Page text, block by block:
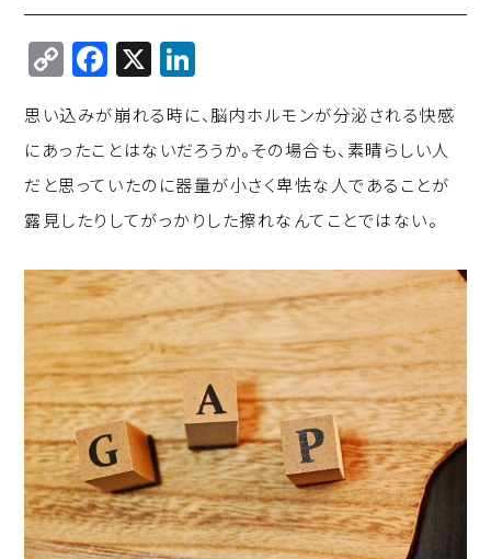
C
o
p
y
Li
n
k
F
a
c
e
b
o
o
k
X
k
e
d
I
n
思い込みが崩れる時に、脳内ホルモンが分泌される快感
にあったことはないだろうか。その場合も、素晴らしい人
だと思っていたのに器量が小さく卑怯な人であることが
露見したりしてがっかりした擦れなんてことではない。